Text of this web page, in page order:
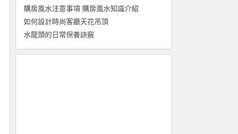
購房風水注意事項 購房風水知識介紹
如何設計時尚客廳天花吊頂
水龍頭的日常保養訣竅